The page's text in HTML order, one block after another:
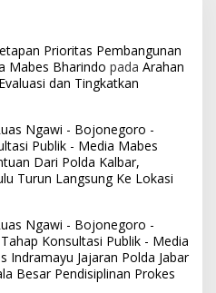
Prioritas Pembangunan
Mabes Bharindo pada Arahan
dan Tingkatkan
Ngawi - Bojonegoro -
Publik - Media Mabes
Dari Polda Kalbar,
Turun Langsung Ke Lokasi
Ngawi - Bojonegoro -
Konsultasi Publik - Media
Indramayu Jajaran Polda Jabar
Besar Pendisiplinan Prokes